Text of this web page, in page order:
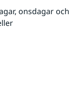
onsdagar och